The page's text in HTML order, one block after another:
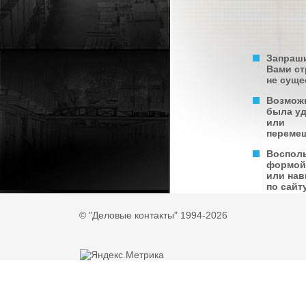
Вами
не
была
или
формой
или
по
© "Деловые контакты" 1994-2026